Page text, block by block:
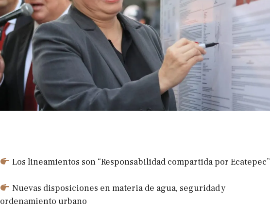
Los lineamientos son “Responsabilidad compartida por Ecatepec”
Nuevas disposiciones en materia de agua, seguridad y
ordenamiento urbano